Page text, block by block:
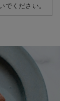
でください。